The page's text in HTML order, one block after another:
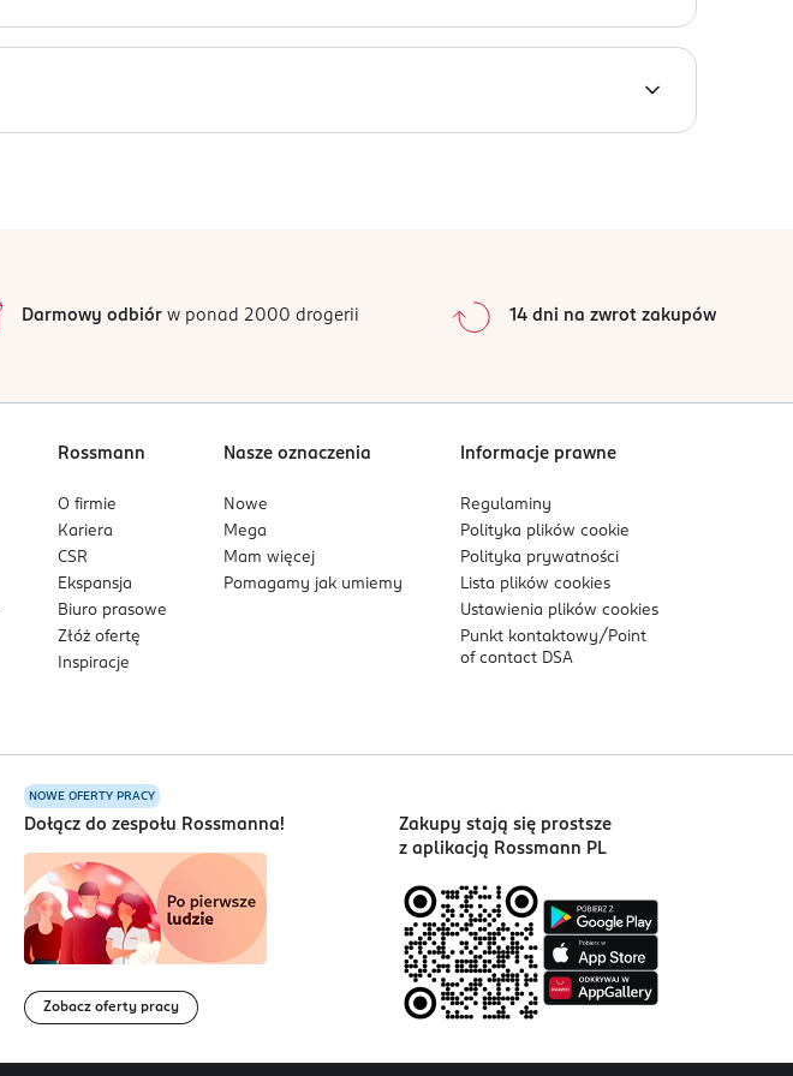
0%
Sortowanie wgdata: od najnowszej
Darmowy odbiórw ponad 2000 drogerii 14 dni na zwrot zakupów
Rossmann
O firmie
Kariera
CSR
Ekspansja
Biuro prasowe
Złóż ofertę
Inspiracje
Nasze oznaczenia
Nowe
Mega
Mam więcej
Pomagamy jak umiemy
Informacje prawne
Regulaminy
Polityka plikówcookie
Polityka prywatności
Lista plikówcookies
Ustawienia plikówcookies
Punkt kontaktowy/ Point
of contact DSA
NOWE OFERTY PRACY
Dołącz do zespołu Rossmanna!
Zobacz oferty pracy
Zakupy stają się prostsze
z aplikacją Rossmann PL